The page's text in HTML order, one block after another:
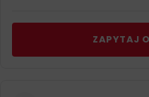
ZAPYTAJ